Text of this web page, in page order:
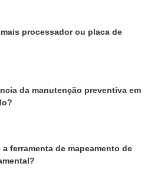
processador ou placa de
da manutenção preventiva em
a ferramenta de mapeamento de